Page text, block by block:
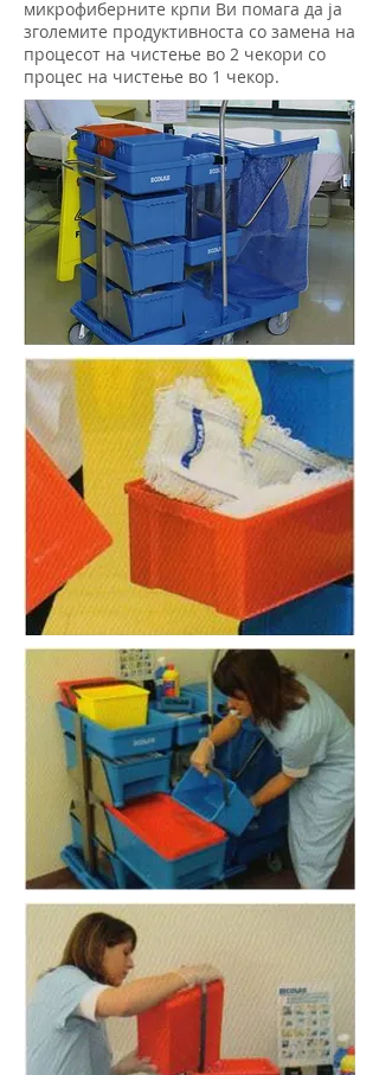
микрофиберните крпи Ви помага да ја
зголемите продуктивноста со замена на
процесот на чистење во 2 чекори со
процес на чистење во 1 чекор.